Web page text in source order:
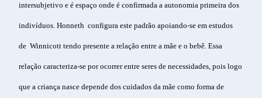
intersubjetivo e é espaço onde é confirmada a autonomia primeira dos
indivíduos. Honneth configura este padrão apoiando-se em estudos
de Winnicott tendo presente a relação entre a mãe e o bebê. Essa
relação caracteriza-se por ocorrer entre seres de necessidades, pois logo
que a criança nasce depende dos cuidados da mãe como forma de